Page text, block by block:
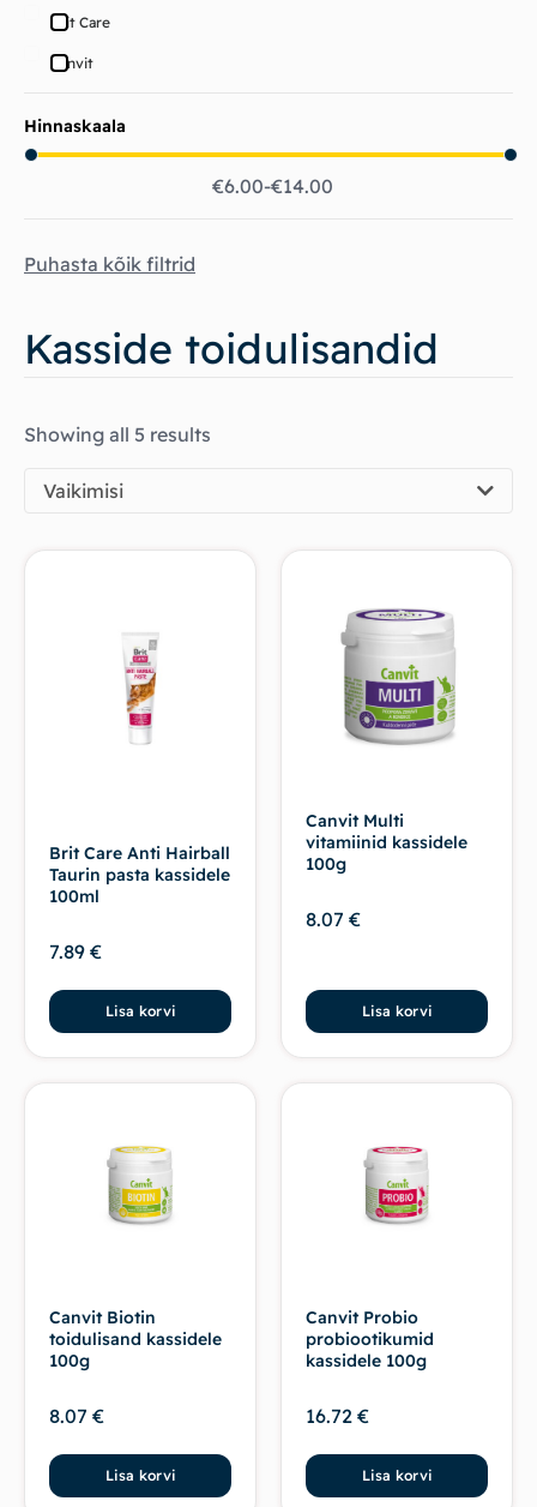
Brit Care
Canvit
Hinnaskaala
€6.00 €14.00
Puhasta kõik filtrid
Kasside toidulisandid
Showing all 5 results
Vaikimisi
Brit Care Anti Hairball
Taurin pasta kassidele
100ml
7.89 €
Lisa korvi
Canvit Multi
vitamiinid kassidele
100g
8.07 €
Lisa korvi
Canvit Biotin
toidulisand kassidele
100g
8.07 €
Lisa korvi
Canvit Probio
probiootikumid
kassidele 100g
16.72 €
Lisa korvi